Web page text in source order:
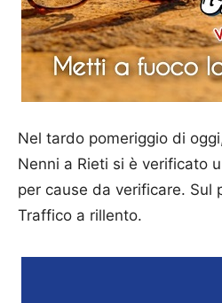
Nel tardo pomeriggio di
Nenni a Rieti si è verificato
per cause da verificare. Sul
Traffico a rillento.